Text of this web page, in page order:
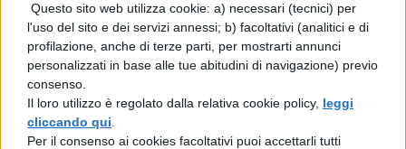
Questo sito web utilizza cookie: a) necessari (tecnici) per
l'uso del sito e dei servizi annessi; b) facoltativi (analitici e di
profilazione, anche di terze parti, per mostrarti annunci
personalizzati in base alle tue abitudini di navigazione) previo
consenso.
Il loro utilizzo è regolato dalla relativa cookie policy, leggi
cliccando qui
Per il consenso ai cookies facoltativi puoi accettarli tutti
Cosa state aspettando? Guardate, mettete
un like, condividete, e poitornate a
studiare